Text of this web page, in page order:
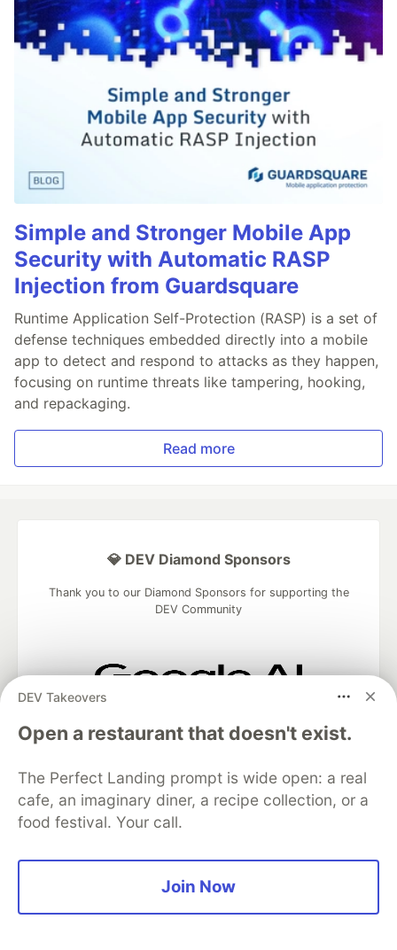
Simple and Stronger Mobile App
Security with Automatic RASP
Injection from Guardsquare
Runtime Application Self-Protection (RASP) is a set of
defense techniques embedded directly into a mobile
app to detect and respond to attacks as they happen,
focusing on runtime threats like tampering, hooking,
and repackaging.
Read more
DEV Takeovers
Open a restaurant that doesn't exist.
The Perfect Landing prompt is wide open: a real
cafe, an imaginary diner, a recipe collection, or a
food festival. Your call.
Join Now
💎 DEV Diamond Sponsors
Thank you to our Diamond Sponsors for supporting the
DEV Community
and Platform Partner of DEV
Neon is the official database
partner of DEV